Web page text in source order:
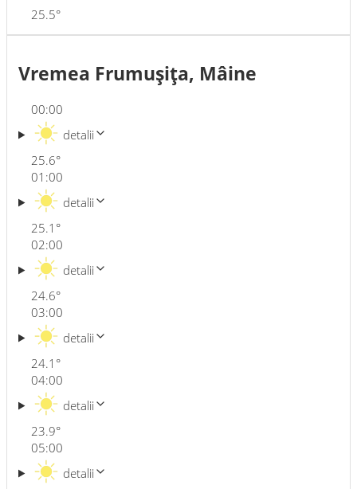
25.5°
Vremea Frumuşiţa, Mâine
00:00
25.6°
detalii
01:00
25.1 °
detalii
02:00
24.6°
detalii
03:00
24.1 °
detalii
04:00
23.9°
detalii
05:00
detalii